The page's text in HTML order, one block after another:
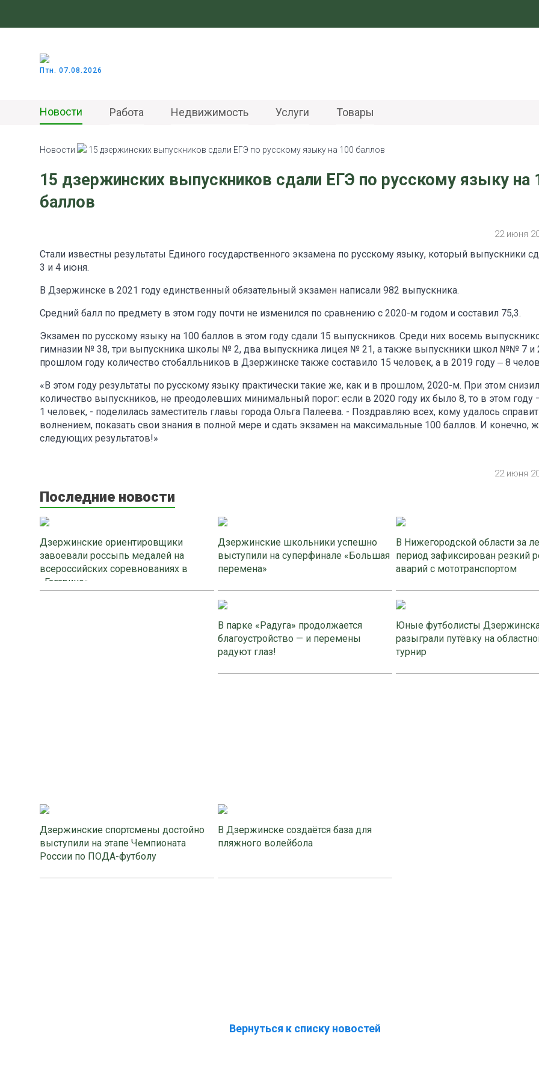
Птн. 07.08.2026
Новости Работа Недвижимость Услуги Товары
Новости 15 дзержинских выпускников сдали ЕГЭ по русскому языку на 100 баллов
15 дзержинских выпускников сдали ЕГЭ по русскому языку на
баллов
22 июня
Стали известны результаты Единого государственного экзамена по русскому языку, который выпускники
3 и 4 июня.
В Дзержинске в 2021 году единственный обязательный экзамен написали 982 выпускника.
Средний балл по предмету в этом году почти не изменился по сравнению с 2020-м годом и составил 75,3.
Экзамен по русскому языку на 100 баллов в этом году сдали 15 выпускников. Среди них восемь
гимназии № 38, три выпускника школы № 2, два выпускника лицея № 21, а также выпускники школ №№ 7 и
прошлом году количество стобалльников в Дзержинске также составило 15 человек, а в 2019 году ‒ 8
«В этом году результаты по русскому языку практически такие же, как и в прошлом, 2020-м. При этом
количество выпускников, не преодолевших минимальный порог: если в 2020 году их было 8, то в этом году
1 человек, - поделилась заместитель главы города Ольга Палеева. - Поздравляю всех, кому удалось
волнением, показать свои знания в полной мере и сдать экзамен на максимальные 100 баллов. И конечно,
следующих результатов!»
22 июня
Последние новости
Дзержинские ориентировщики
завоевали россыпь медалей на
всероссийских соревнованиях в
«Гагарино»
Дзержинские школьники успешно
выступили на суперфинале «Большая
перемена»
В Нижегородской области за
период зафиксирован резкий
аварий с мототранспортом
В парке «Радуга» продолжается
благоустройство — и перемены
радуют глаз!
Юные футболисты
разыграли путёвку на
турнир
Дзержинские спортсмены достойно
выступили на этапе Чемпионата
России по ПОДА-футболу
В Дзержинске создаётся база для
пляжного волейбола
Вернуться к списку новостей